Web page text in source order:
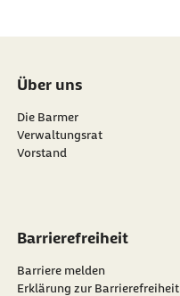
Über uns
Die Barmer
Verwaltungsrat
Vorstand
Barrierefreiheit
Barriere melden
Erklärung zur Barrierefreiheit